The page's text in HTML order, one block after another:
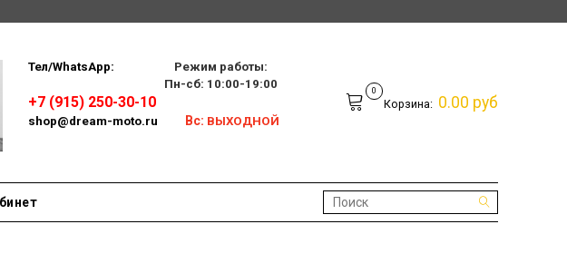
Тел/WhatsApp:
Режим работы:
Пн-сб: 10:00-19:00
+7 (915) 250-30-10
shop@dream-moto.ru Вс: ВЫХОДНОЙ
0
Корзина: 0.00 руб